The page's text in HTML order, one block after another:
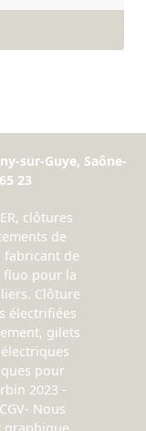
sur-Guye, Saône-
23
clôtures
de
fabricant de
fluo pour la
Clôture
électrifiées
gilets
pour
2023 -
CGV- Nous